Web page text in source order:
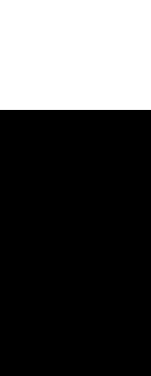
佛釋疑」，裡